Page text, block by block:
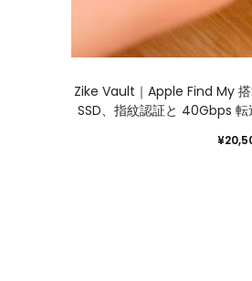
Zike Vault｜Apple Find My
SSD、指紋認証と 40Gbps
¥